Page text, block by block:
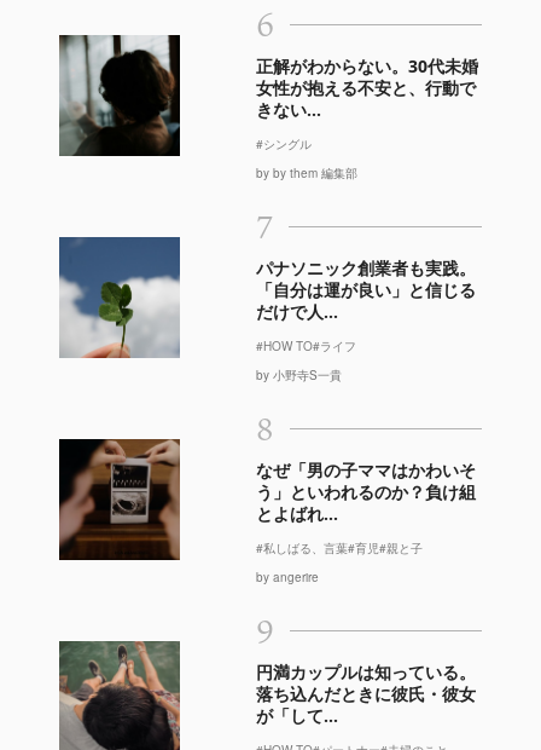
6
正解がわからない。30代未婚
女性が抱える不安と、行動で
きない...
#シングル
by by them 編集部
7
パナソニック創業者も実践。
「自分は運が良い」と信じる
だけで人...
#HOW TO#ライフ
by 小野寺S一貴
8
なぜ「男の子ママはかわいそ
う」といわれるのか？負け組
とよばれ...
#私しばる、言葉#育児#親と子
by angerire
9
円満カップルは知っている。
落ち込んだときに彼氏・彼女
が「して...